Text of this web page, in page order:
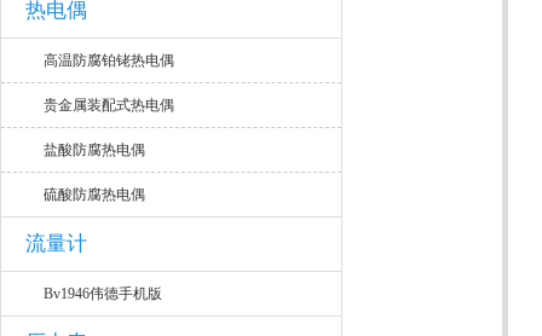
热电偶
高温防腐铂铑热电偶
贵金属装配式热电偶
盐酸防腐热电偶
硫酸防腐热电偶
流量计
Bv1946伟德手机版